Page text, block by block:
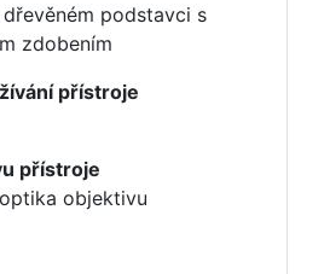
dřevěném podstavci s
zdobením
přístroje
přístroje
objektivu